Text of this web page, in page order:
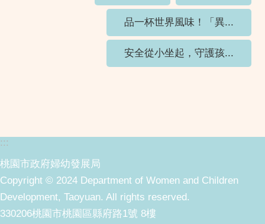
品一杯世界風味！「異...
安全從小坐起，守護孩...
:::
桃園市政府婦幼發展局
Copyright © 2024 Department of Women and Children
Development, Taoyuan. All rights reserved.
330206桃園市桃園區縣府路1號 8樓